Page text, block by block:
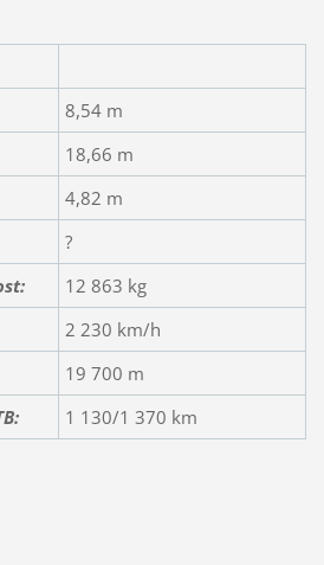
8,54 m
18,66 m
4,82 m
?
12 863 kg
2 230 km/h
19 700 m
1 130/1 370 km